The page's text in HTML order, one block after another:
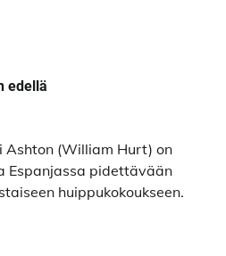
edellä
(William Hurt) on
Espanjassa pidettävään
huippukokoukseen.